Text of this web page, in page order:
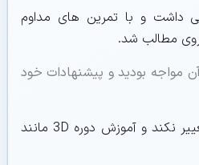
و با تمرین های مداوم
مطالب شد.
مواجه بودید و پیشنهادات خود
– سبک آموزشی دوره ها تغییر نکند و آموزش دوره 3D مانند